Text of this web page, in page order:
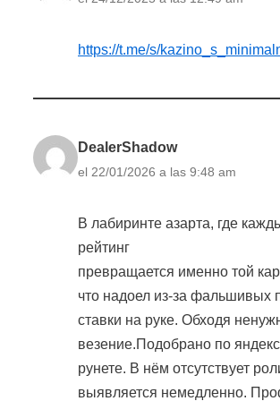
https://t.me/s/
DealerShadow
el 22/01/2026 a las 9:48 am
В лабиринте азарта, где
рейтинг
превращается именно той
что надоел из-за фальшивых
ставки на руке. Обходя
везение.Подобрано по
рунете. В нём отсутствует
выявляется немедленно.